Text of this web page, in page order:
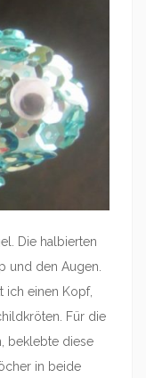
Die halbierten
und den Augen.
ich einen Kopf,
Für die
beklebte diese
in beide